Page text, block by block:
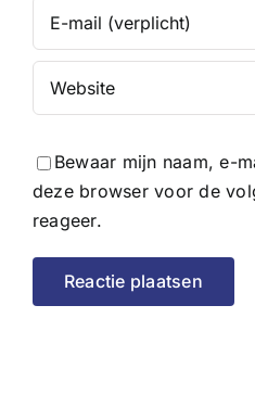
Bewaar mijn naam, e-
deze browser voor de
reageer.